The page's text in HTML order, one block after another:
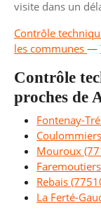
visite dans un
Contrôle
les communes —
Contrôle
proches de
Fontenay-
Mouroux
Rebais
La Ferté-